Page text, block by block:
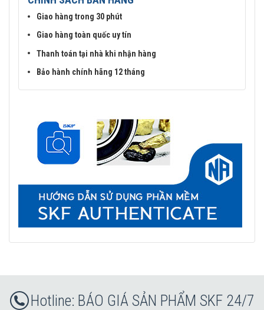
Giao hàng trong 30 phút
Giao hàng toàn quốc uy tín
Thanh toán tại nhà khi nhận hàng
Bảo hành chính hãng 12 tháng
BÁO GIÁ SẢN PHẨM SKF 24/7